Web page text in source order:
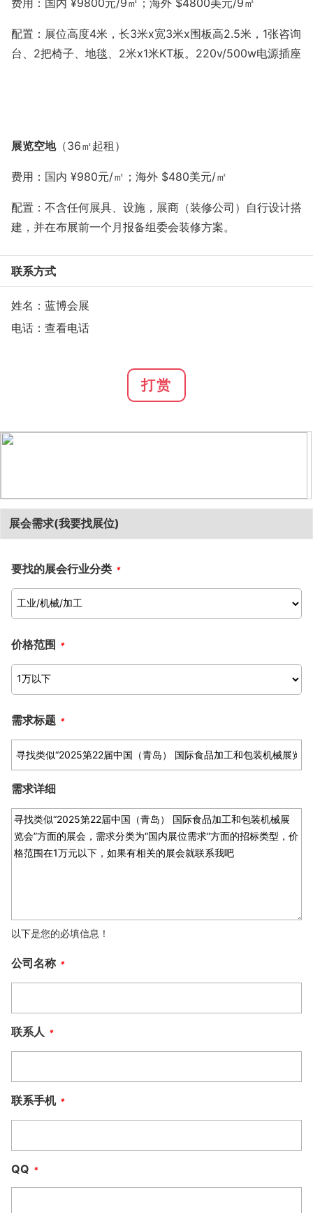
配置：展位高度4米，长3米x宽3米x围板高2.5米，1张咨询
台、2把椅子、地毯、2米x1米KT板。220v/500w电源插座
展览空地（36㎡起租）
费用：国内 ¥980元/㎡；海外 $480美元/㎡
配置：不含任何展具、设施，展商（装修公司）自行设计搭
建，并在布展前一个月报备组委会装修方案。
联系方式
姓名：蓝博会展
电话： 查看电话
打赏
展会需求(我要找展位)
要找的展会行业分类 *
价格范围 *
需求标题 *
需求详细
以下是您的必填信息！
公司名称 *
联系人 *
联系手机 *
QQ *